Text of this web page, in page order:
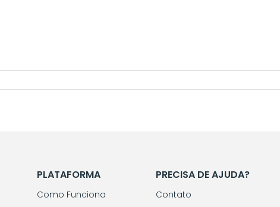
PLATAFORMA
Como Funciona
PRECISA DE AJUDA?
Contato